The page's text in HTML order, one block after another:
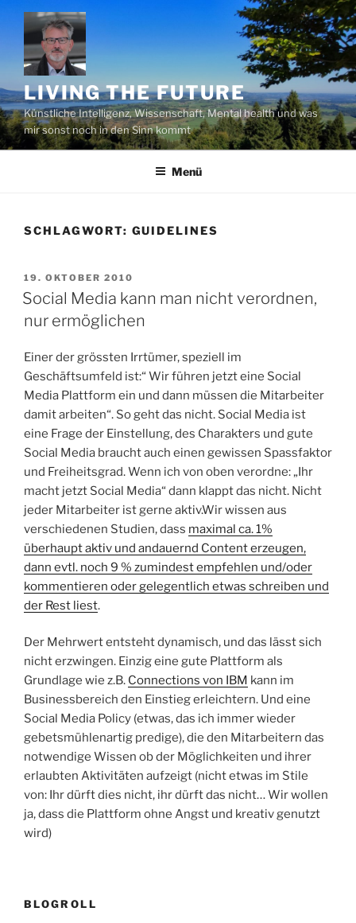
Zum
Inhalt
springen
LIVING THE FUTURE
Künstliche Intelligenz, Wissenschaft, Mental health und was
mir sonst noch in den Sinn kommt
Menü
SCHLAGWORT: GUIDELINES
VERÖFFENTLICHT
AM
19. OKTOBER 2010
Social Media kann man nicht verordnen,
nur ermöglichen
Einer der grössten Irrtümer, speziell im
Geschäftsumfeld ist:“ Wir führen jetzt eine Social
Media Plattform ein und dann müssen die Mitarbeiter
damit arbeiten“. So geht das nicht. Social Media ist
eine Frage der Einstellung, des Charakters und gute
Social Media braucht auch einen gewissen Spassfaktor
und Freiheitsgrad. Wenn ich von oben verordne: „Ihr
macht jetzt Social Media“ dann klappt das nicht. Nicht
jeder Mitarbeiter ist gerne aktiv.Wir wissen aus
verschiedenen Studien, dass maximal ca. 1%
überhaupt aktiv und andauernd Content erzeugen,
dann evtl. noch 9 % zumindest empfehlen und/oder
kommentieren oder gelegentlich etwas schreiben und
der Rest liest.
Der Mehrwert entsteht dynamisch, und das lässt sich
nicht erzwingen. Einzig eine gute Plattform als
Grundlage wie z.B. Connections von IBM kann im
Businessbereich den Einstieg erleichtern. Und eine
Social Media Policy (etwas, das ich immer wieder
gebetsmühlenartig predige), die den Mitarbeitern das
notwendige Wissen ob der Möglichkeiten und ihrer
erlaubten Aktivitäten aufzeigt (nicht etwas im Stile
von: Ihr dürft dies nicht, ihr dürft das nicht… Wir wollen
ja, dass die Plattform ohne Angst und kreativ genutzt
wird)
BLOGROLL